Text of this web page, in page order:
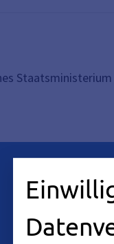
Staatsministerium